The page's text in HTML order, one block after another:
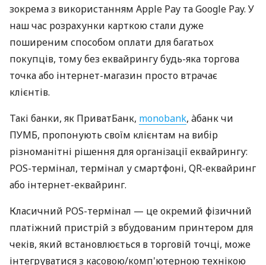
зокрема з використанням Apple Pay та Google Pay. У
наш час розрахунки карткою стали дуже
поширеним способом оплати для багатьох
покупців, тому без еквайрингу будь-яка торгова
точка або інтернет-магазин просто втрачає
клієнтів.
Такі банки, як ПриватБанк, monobank, àбанк чи
ПУМБ, пропонують своїм клієнтам на вибір
різноманітні рішення для організації еквайрингу:
POS-термінал, термінал у смартфоні, QR-еквайринг
або інтернет-еквайринг.
Класичний POS-термінал — це окремий фізичний
платіжний пристрій з вбудованим принтером для
чеків, який встановлюється в торговій точці, може
інтегруватися з касовою/комп'ютерною технікою